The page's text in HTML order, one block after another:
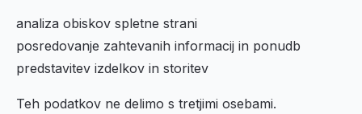
analiza obiskov spletne strani
posredovanje zahtevanih informacij in ponudb
predstavitev izdelkov in storitev
Teh podatkov ne delimo s tretjimi osebami.